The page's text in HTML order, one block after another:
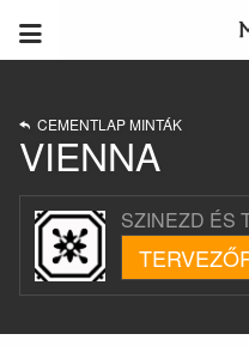
CEMENTLAP MINTÁK
VIENNA
SZINEZD ÉS